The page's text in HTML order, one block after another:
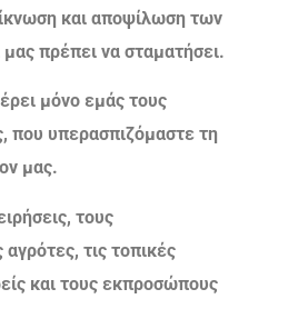
και αποψίλωση των
πρέπει να σταματήσει.
μόνο εμάς τους
που υπερασπιζόμαστε τη
μας.
τους
τις τοπικές
και τους εκπροσώπους